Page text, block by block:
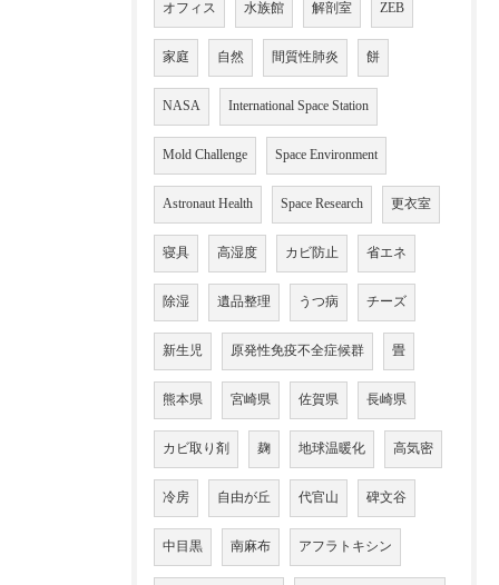
オフィス 水族館 解剖室 ZEB
家庭 自然 間質性肺炎 餅
NASA International Space Station
Mold Challenge Space Environment
Astronaut Health Space Research 更衣室
寝具 高湿度 カビ防止 省エネ
除湿 遺品整理 うつ病 チーズ
新生児 原発性免疫不全症候群 畳
熊本県 宮崎県 佐賀県 長崎県
カビ取り剤 麹 地球温暖化 高気密
冷房 自由が丘 代官山 碑文谷
中目黒 南麻布 アフラトキシン